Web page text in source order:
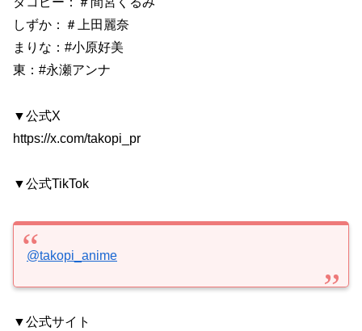
しずか：＃上田麗奈
まりな：#小原好美
東：#永瀬アンナ
▼公式X
https://x.com/takopi_pr
▼公式TikTok
@takopi_anime
▼公式サイト